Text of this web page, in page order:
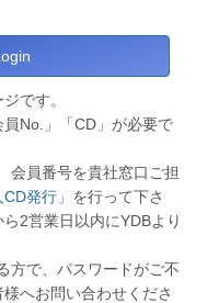
です。
No.」「CD」が必要で
会員番号を貴社窓口ご担
CD発行」 を行って下さ
2営業日以内にYDBより
方で、パスワードがご不
へお問い合わせくださ